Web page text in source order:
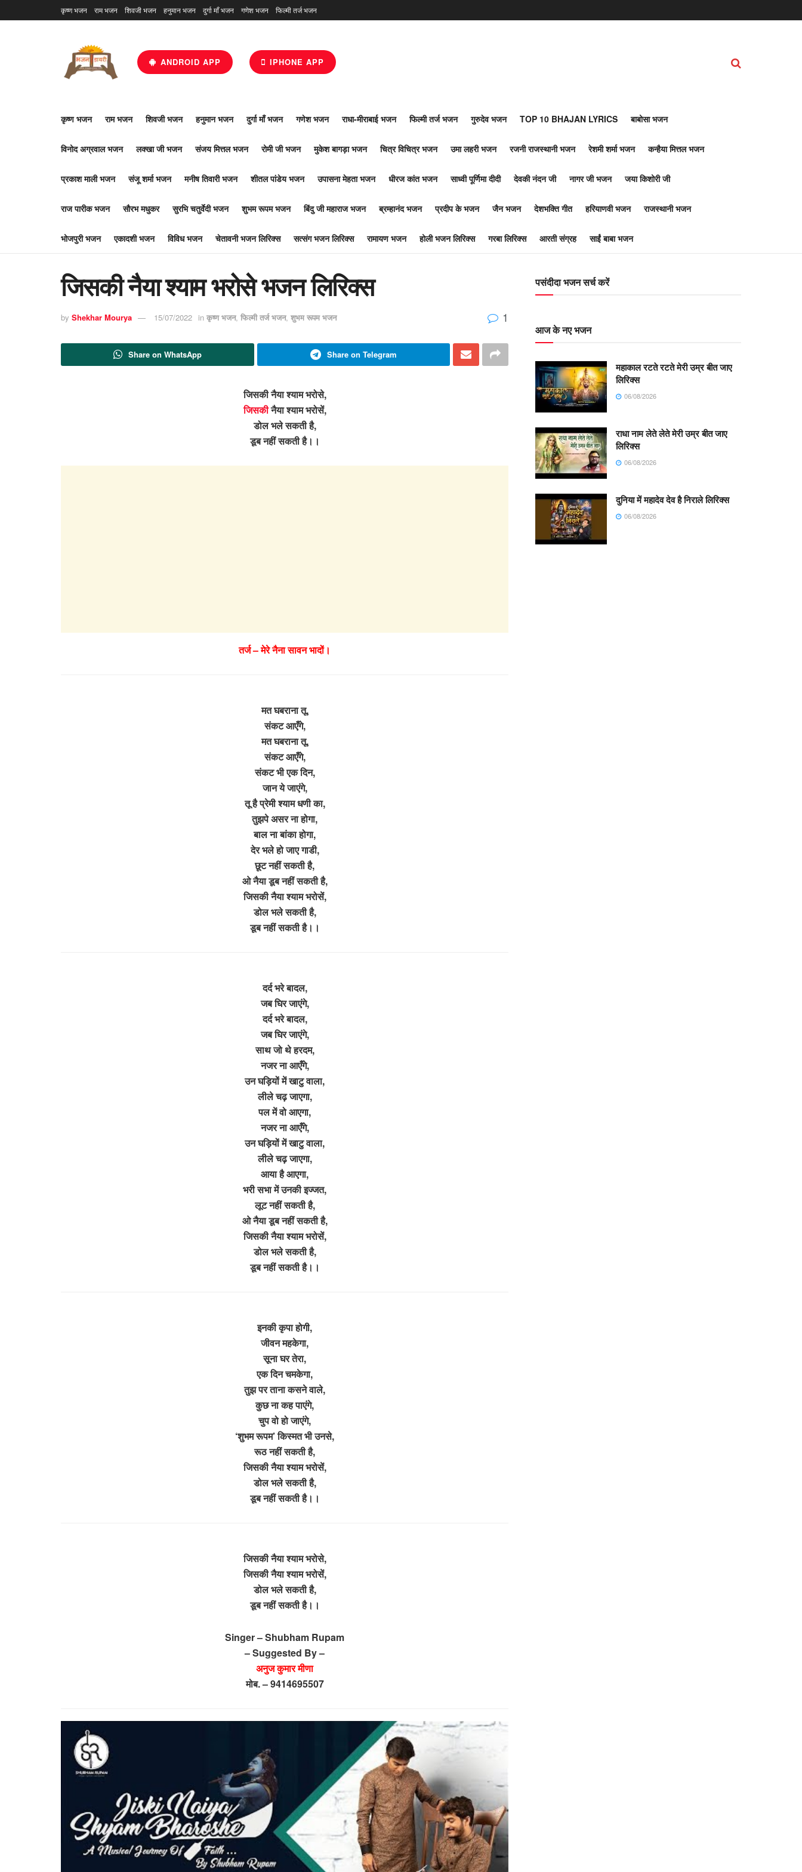
कृष्ण भजन राम भजन शिवजी भजन हनुमान भजन दुर्गा माँ भजन गणेश भजन फिल्मी तर्ज भजन
ANDROID APP IPHONE APP
कृष्ण भजन राम भजन शिवजी भजन हनुमान भजन दुर्गा माँ भजन गणेश भजन राधा-मीराबाई भजन फिल्मी तर्ज भजन गुरुदेव भजन TOP 10 BHAJAN LYRICS बाबोसा भजन
विनोद अग्रवाल भजन लक्खा जी भजन संजय मित्तल भजन रोमी जी भजन मुकेश बागड़ा भजन चित्र विचित्र भजन उमा लहरी भजन रजनी राजस्थानी भजन रेशमी शर्मा भजन कन्हैया मित्तल भजन
प्रकाश माली भजन संजू शर्मा भजन मनीष तिवारी भजन शीतल पांडेय भजन उपासना मेहता भजन धीरज कांत भजन साध्वी पूर्णिमा दीदी देवकी नंदन जी नागर जी भजन जया किशोरी जी
राज पारीक भजन सौरभ मधुकर सुरभि चतुर्वेदी भजन शुभम रूपम भजन बिंदु जी महाराज भजन ब्रम्हानंद भजन प्रदीप के भजन जैन भजन देशभक्ति गीत हरियाणवी भजन राजस्थानी भजन
भोजपुरी भजन एकादशी भजन विविध भजन चेतावनी भजन लिरिक्स सत्संग भजन लिरिक्स रामायण भजन होली भजन लिरिक्स गरबा लिरिक्स आरती संग्रह साईं बाबा भजन
जिसकी नैया श्याम भरोसे भजन लिरिक्स
by Shekhar Mourya 15/07/2022 in कृष्ण भजन, फिल्मी तर्ज भजन, शुभम रूपम भजन 1
Share on WhatsApp Share on Telegram
जिसकी नैया श्याम भरोसे,
जिसकीनैया श्याम भरोसें,
डोल भले सकती है,
डूब नहीं सकती है।।
तर्ज – मेरे नैना सावन भादों।
मत घबराना तू,
संकट आएँगे,
मत घबराना तू,
संकट आएँगे,
संकट भी एक दिन,
जान ये जाएंगे,
तू है प्रेमी श्याम धणी का,
तुझपे असर ना होगा,
बाल ना बांका होगा,
देर भले हो जाए गाडी,
छूट नहीं सकती है,
ओ नैया डूब नहीं सकती है,
जिसकी नैया श्याम भरोसें,
डोल भले सकती है,
डूब नहीं सकती है।।
दर्द भरे बादल,
जब घिर जाएंगे,
दर्द भरे बादल,
जब घिर जाएंगे,
साथ जो थे हरदम,
नजर ना आएँगे,
उन घड़ियों में खाटु वाला,
लीले चढ़ जाएगा,
पल में वो आएगा,
नजर ना आएँगे,
उन घड़ियों में खाटु वाला,
लीले चढ़ जाएगा,
आया है आएगा,
भरी सभा में उनकी इज्जत,
लूट नहीं सकती है,
ओ नैया डूब नहीं सकती है,
जिसकी नैया श्याम भरोसें,
डोल भले सकती है,
डूब नहीं सकती है।।
इनकी कृपा होगी,
जीवन महकेगा,
सूना घर तेरा,
एक दिन चमकेगा,
तुझ पर ताना कसने वाले,
कुछ ना कह पाएंगे,
चुप वो हो जाएंगे,
‘शुभम रूपम’ किस्मत भी उनसे,
रूठ नहीं सकती है,
जिसकी नैया श्याम भरोसें,
डोल भले सकती है,
डूब नहीं सकती है।।
जिसकी नैया श्याम भरोसे,
जिसकी नैया श्याम भरोसें,
डोल भले सकती है,
डूब नहीं सकती है।।
Singer – Shubham Rupam
– Suggested By –
अनुज कुमार मीणा
मोब. – 9414695507
पसंदीदा भजन सर्च करें
आज के नए भजन
महाकाल रटते रटते मेरी उम्र बीत जाए
लिरिक्स
06/08/2026
राधा नाम लेते लेते मेरी उम्र बीत जाए
लिरिक्स
06/08/2026
दुनिया में महादेव देव है निराले लिरिक्स
06/08/2026